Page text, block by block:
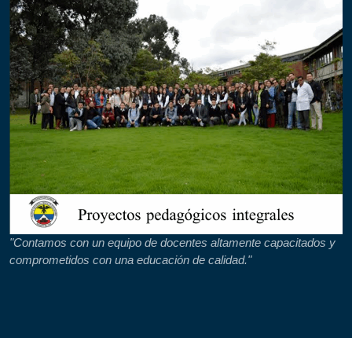
"Contamos con un equipo de docentes altamente capacitados y
comprometidos con una educación de calidad."